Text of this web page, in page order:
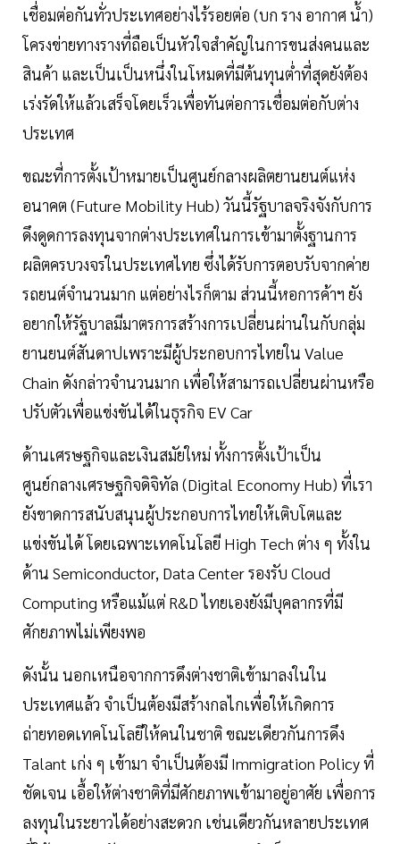
เชื่อมต่อกันทั่วประเทศอย่างไร้รอยต่อ (บก ราง อากาศ น้ำ)
โครงข่ายทางรางที่ถือเป็นหัวใจสำคัญในการขนส่งคนและ
สินค้า และเป็นเป็นหนึ่งในโหมดที่มีต้นทุนต่ำที่สุดยังต้อง
เร่งรัดให้แล้วเสร็จโดยเร็วเพื่อทันต่อการเชื่อมต่อกับต่าง
ประเทศ
ขณะที่การตั้งเป้าหมายเป็นศูนย์กลางผลิตยานยนต์แห่ง
อนาคต (Future Mobility Hub) วันนี้รัฐบาลจริงจังกับการ
ดึงดูดการลงทุนจากต่างประเทศในการเข้ามาตั้งฐานการ
ผลิตครบวงจรในประเทศไทย ซึ่งได้รับการตอบรับจากค่าย
รถยนต์จำนวนมาก แต่อย่างไรก็ตาม ส่วนนี้หอการค้าฯ ยัง
อยากให้รัฐบาลมีมาตรการสร้างการเปลี่ยนผ่านในกับกลุ่ม
ยานยนต์สันดาปเพราะมีผู้ประกอบการไทยใน Value
Chain ดังกล่าวจำนวนมาก เพื่อให้สามารถเปลี่ยนผ่านหรือ
ปรับตัวเพื่อแข่งขันได้ในธุรกิจ EV Car
ด้านเศรษฐกิจและเงินสมัยใหม่ ทั้งการตั้งเป้าเป็น
ศูนย์กลางเศรษฐกิจดิจิทัล (Digital Economy Hub) ที่เรา
ยังขาดการสนับสนุนผู้ประกอบการไทยให้เติบโตและ
แข่งขันได้ โดยเฉพาะเทคโนโลยี High Tech ต่าง ๆ ทั้งใน
ด้าน Semiconductor, Data Center รองรับ Cloud
Computing หรือแม้แต่ R&D ไทยเองยังมีบุคลากรที่มี
ศักยภาพไม่เพียงพอ
ดังนั้น นอกเหนือจากการดึงต่างชาติเข้ามาลงในใน
ประเทศแล้ว จำเป็นต้องมีสร้างกลไกเพื่อให้เกิดการ
ถ่ายทอดเทคโนโลยีให้คนในชาติ ขณะเดียวกันการดึง
Talant เก่ง ๆ เข้ามา จำเป็นต้องมี Immigration Policy ที่
ชัดเจน เอื้อให้ต่างชาติที่มีศักยภาพเข้ามาอยู่อาศัย เพื่อการ
ลงทุนในระยาวได้อย่างสะดวก เช่นเดียวกันหลายประเทศ